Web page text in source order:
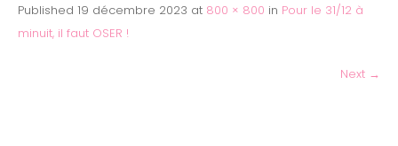
Published 19 décembre 2023 at 800 × 800 in Pour le 31/12 à
minuit, il faut OSER !
Next →